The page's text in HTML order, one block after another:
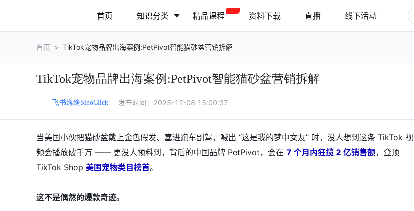
首页 知识分类
营销推广 网站运营
精品课程 资料下载 直播 线下活动
首页 > TikTok宠物品牌出海案例:PetPivot智能猫砂盆营销拆解
TikTok宠物品牌出海案例:PetPivot智能猫砂盆营销拆解
飞书逸途SinoClick 发布时间： 2025-12-08 15:00:37
当美国小伙把猫砂盆戴上金色假发、塞进跑车副驾，喊出 “这是我的梦中女友” 时，没人想到这条 TikTok 视
频会播放破千万 —— 更没人预料到，背后的中国品牌 PetPivot，会在 7 个月内狂揽 2 亿销售额，登顶
TikTok Shop 美国宠物类目榜首。
这不是偶然的爆款奇迹。